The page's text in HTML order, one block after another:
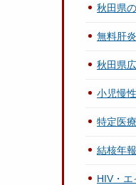
秋田県
無料肝
秋田県
小児慢
特定医
結核年
HIV・